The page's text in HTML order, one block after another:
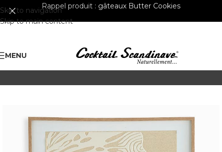
Skip to navigation
Skip to main content
Rappel produit : gâteaux Butter Cookies
MENU